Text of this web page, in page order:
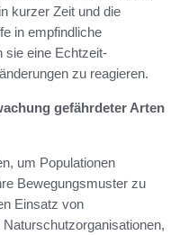
kurzer Zeit und die
in empfindliche
sie eine Echtzeit-
zu reagieren.
gefährdeter Arten
um Populationen
Bewegungsmuster zu
Einsatz von